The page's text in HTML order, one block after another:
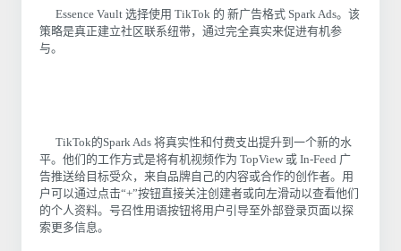
Essence Vault 选择使用 TikTok 的 新广告格式 Spark Ads。该
策略是真正建立社区联系纽带，通过完全真实来促进有机参
与。
TikTok的Spark Ads 将真实性和付费支出提升到一个新的水
平。他们的工作方式是将有机视频作为 TopView 或 In-Feed 广
告推送给目标受众，来自品牌自己的内容或合作的创作者。用
户可以通过点击“+”按钮直接关注创建者或向左滑动以查看他们
的个人资料。号召性用语按钮将用户引导至外部登录页面以探
索更多信息。